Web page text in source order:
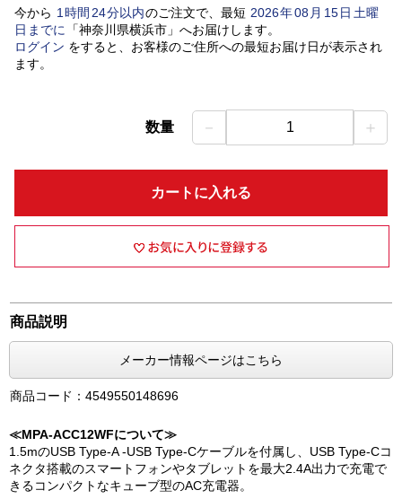
今から 1 時間 24分以内のご注文で、最短 2026年08 月 15日土曜
日 までに 「神奈川県横浜市」 へお届けします。
ログイン をすると、お客様のご住所への最短お届け日が表示され
ます。
数量 － 1 ＋
カートに入れる
商品説明
メーカー情報ページはこちら
商品コード：4549550148696
≪MPA-ACC12WFについて≫
1.5mのUSB Type-A -USB Type-Cケーブルを付属し、USB Type-Cコ
ネクタ搭載のスマートフォンやタブレットを最大2.4A出力で充電で
きるコンパクトなキューブ型のAC充電器。